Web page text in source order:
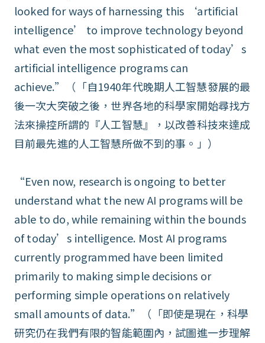
looked for ways of harnessing this ‘artificial
intelligence’ to improve technology beyond
what even the most sophisticated of today’s
artificial intelligence programs can
achieve.”（「自1940年代晚期人工智慧發展的最
後一次大突破之後，世界各地的科學家開始尋找方
法來操控所謂的『人工智慧』，以改善科技來達成
目前最先進的人工智慧所做不到的事。」）
“Even now, research is ongoing to better
understand what the new AI programs will be
able to do, while remaining within the bounds
of today’s intelligence. Most AI programs
currently programmed have been limited
primarily to making simple decisions or
performing simple operations on relatively
small amounts of data.”（「即使是現在，科學
研究仍在我們有限的智能範圍內，試圖進一步理解